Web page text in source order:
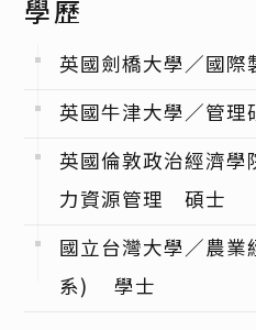
學歷
英國劍橋大學／國際
英國牛津大學／管理
英國倫敦政治經濟
力資源管理 碩士
國立台灣大學／農
系) 學士